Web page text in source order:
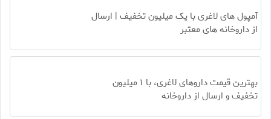
آمپول های لاغری با یک میلیون تخفیف | ارسال
از داروخانه های معتبر
بهترین قیمت داروهای لاغری، با ۱ میلیون
تخفیف و ارسال از داروخانه‌